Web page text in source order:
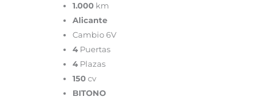
1.000km
Alicante
Cambio 6V
4Puertas
4Plazas
150cv
BITONO